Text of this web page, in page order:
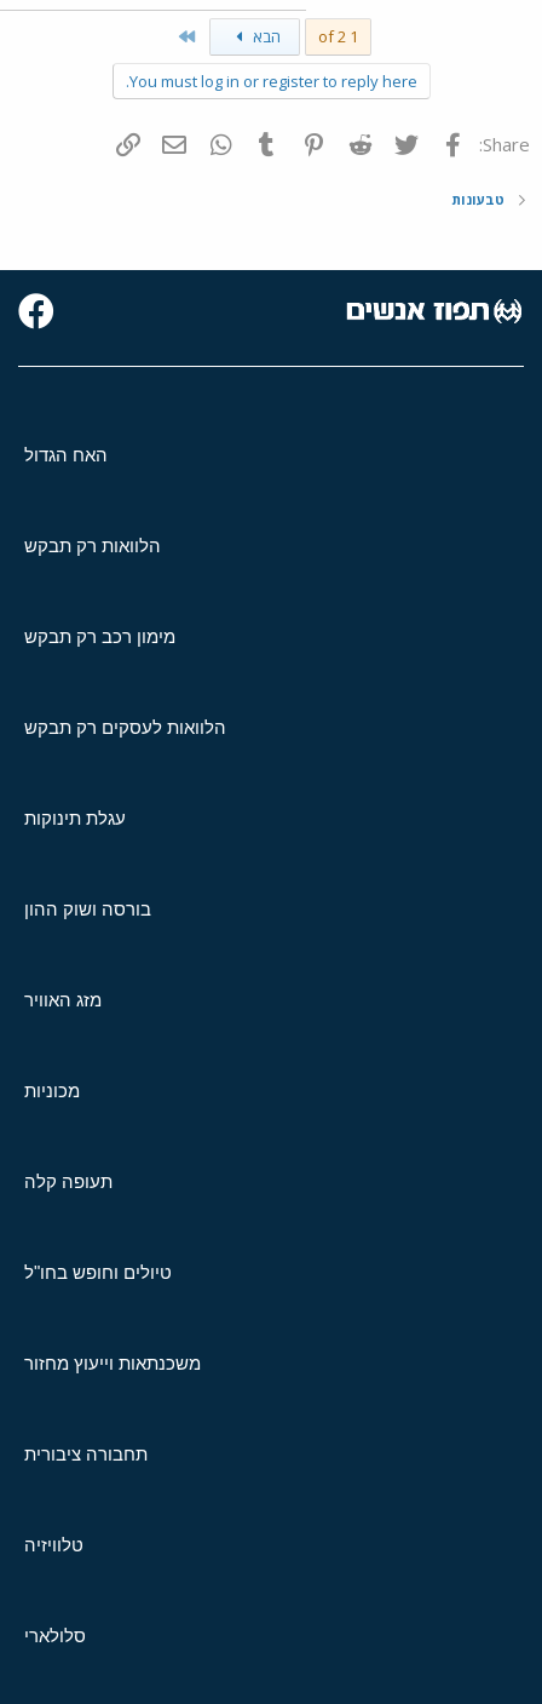
1 of 2 הבא
You must log in or register to reply here.
Share: פייסבוק Twitter
Reddit
Pinterest
Tumblr
WhatsAppדואר אלקטרוני
טבעונות
האח הגדול
הלוואות רק תבקש
מימון רכב רק תבקש
הלוואות לעסקים רק תבקש
עגלת תינוקות
בורסה ושוק ההון
מזג האוויר
מכוניות
תעופה קלה
טיולים וחופש בחו"ל
משכנתאות וייעוץ מחזור
תחבורה ציבורית
טלוויזיה
סלולארי